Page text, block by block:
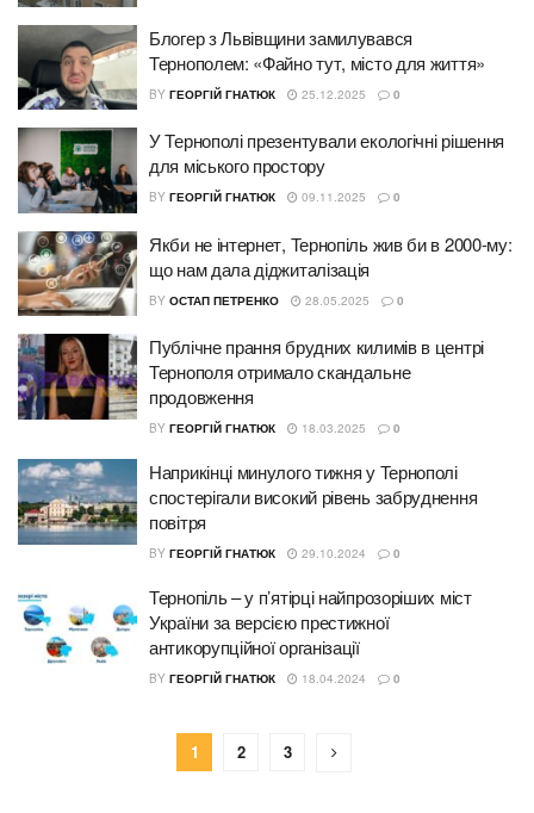
Блогер з Львівщини замилувався
Тернополем: «Файно тут, місто для життя»
BY ГЕОРГІЙ ГНАТЮК 25.12.2025 0
У Тернополі презентували екологічні рішення
для міського простору
BY ГЕОРГІЙ ГНАТЮК 09.11.2025 0
Якби не інтернет, Тернопіль жив би в 2000-му:
що нам дала діджиталізація
BY ОСТАП ПЕТРЕНКО 28.05.2025 0
Публічне прання брудних килимів в центрі
Тернополя отримало скандальне
продовження
BY ГЕОРГІЙ ГНАТЮК 18.03.2025 0
Наприкінці минулого тижня у Тернополі
спостерігали високий рівень забруднення
повітря
BY ГЕОРГІЙ ГНАТЮК 29.10.2024 0
Тернопіль – у п’ятірці найпрозоріших міст
України за версією престижної
антикорупційної організації
BY ГЕОРГІЙ ГНАТЮК 18.04.2024 0
1 2 3